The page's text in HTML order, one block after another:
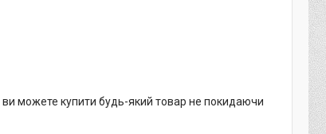
ви можете купити будь-який товар не покидаючи